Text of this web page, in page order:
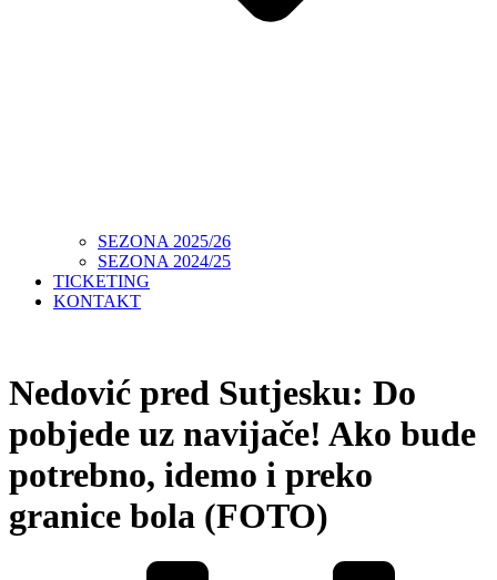
SEZONA 2025/26
SEZONA 2024/25
TICKETING
KONTAKT
Nedović pred Sutjesku: Do
pobjede uz navijače! Ako bude
potrebno, idemo i preko
granice bola (FOTO)